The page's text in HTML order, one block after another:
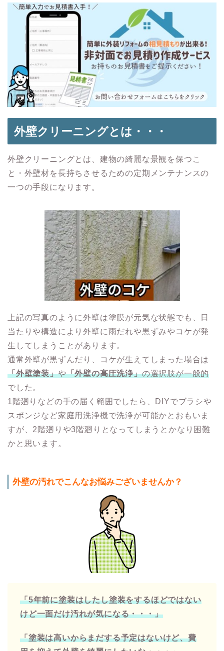
外壁クリーニングとは・・・
外壁クリーニングとは、建物の綺麗な景観を保つこ
と・外壁材を長持ちさせるための定期メンテナンスの
一つの手段になります。
上記の写真のように外壁は塗膜が元気な状態でも、日
当たりや構造により外壁に雨だれや黒ずみやコケが発
生してしまうことがあります。
通常外壁が黒ずんだり、コケが生えてしまった場合は
「外壁塗装」や「外壁の高圧洗浄」の選択肢が一般的
でした。
1階廻りなどの手の届く範囲でしたら、DIYでブラシや
スポンジなど家庭用洗浄機で洗浄が可能かとおもいま
すが、2階廻りや3階廻りとなってしまうとかなり困難
かと思います。
外壁の汚れでこんなお悩みございませんか？
「5年前に塗装はしたし塗装をするほどではない
けど一面だけ汚れが気になる・・・」
「塗装は高いからまだする予定はないけど、費